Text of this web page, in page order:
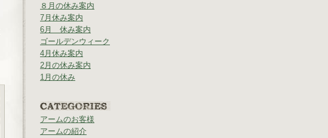
８月の休み案内
7月休み案内
6月 休み案内
ゴールデンウィーク
4月休み案内
2月の休み案内
1月の休み
アームのお客様
アームの紹介